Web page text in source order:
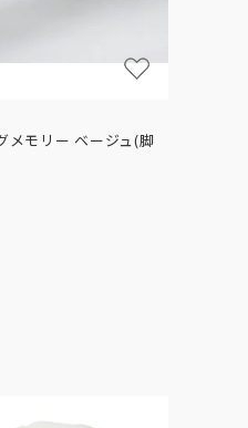
メモリー ベージュ(脚